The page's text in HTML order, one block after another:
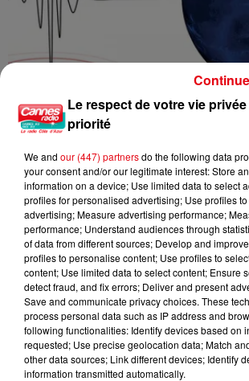
Un séisme ressenti dans la vallée de la Tinée
Le respect de votre vie
priorité
We and our (447) partnersdo the following data
your consent and/or our legitimate interest: Store
information on a device; Use limited data to select
profiles for personalised advertising; Use profiles
advertising; Measure advertising performance;
performance; Understand audiences through
of data from different sources; Develop and
profiles to personalise content; Use profiles to
content; Use limited data to select content; Ensure
detect fraud, and fix errors; Deliver and present
Save and communicate privacy choices. These
process personal data such as IP address and
following functionalities: Identify devices based on
requested; Use precise geolocation data; Match
other data sources; Link different devices; Identify
information transmitted automatically.